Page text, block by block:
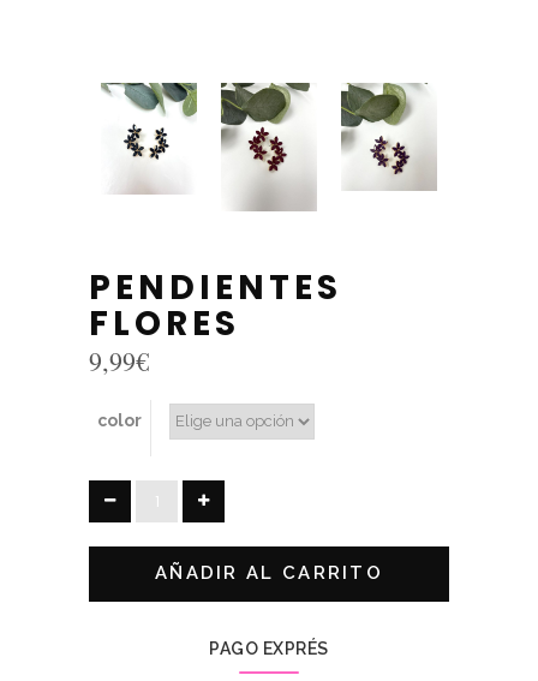
PENDIENTES
FLORES
9,99€
color
PENDIENTES
FLORES
AÑADIR AL CARRITO
PAGO EXPRÉS